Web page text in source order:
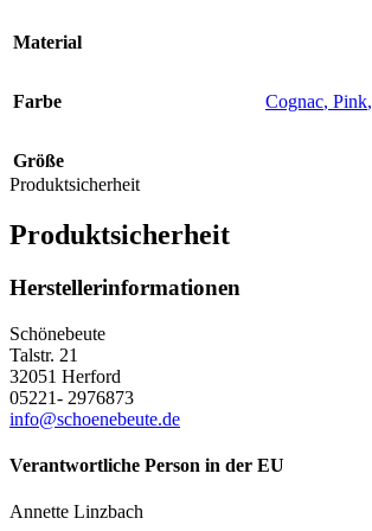
Material
Farbe Cognac, Pink,
Größe
Produktsicherheit
Produktsicherheit
Herstellerinformationen
Schönebeute
Talstr. 21
32051 Herford
05221- 2976873
info@schoenebeute.de
Verantwortliche Person in der EU
Annette Linzbach